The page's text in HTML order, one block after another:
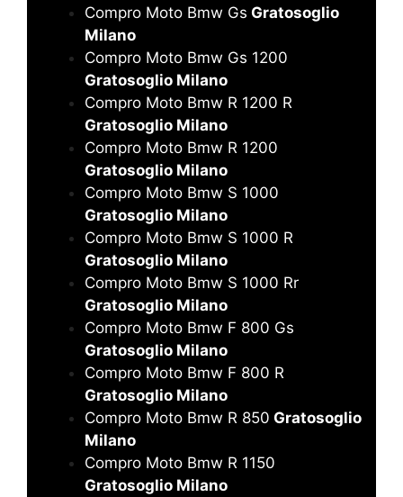
Compro Moto Bmw Gs Gratosoglio
Milano
Compro Moto Bmw Gs 1200
Gratosoglio Milano
Compro Moto Bmw R 1200 R
Gratosoglio Milano
Compro Moto Bmw R 1200
Gratosoglio Milano
Compro Moto Bmw S 1000
Gratosoglio Milano
Compro Moto Bmw S 1000 R
Gratosoglio Milano
Compro Moto Bmw S 1000 Rr
Gratosoglio Milano
Compro Moto Bmw F 800 Gs
Gratosoglio Milano
Compro Moto Bmw F 800 R
Gratosoglio Milano
Compro Moto Bmw R 850 Gratosoglio
Milano
Compro Moto Bmw R 1150
Gratosoglio Milano